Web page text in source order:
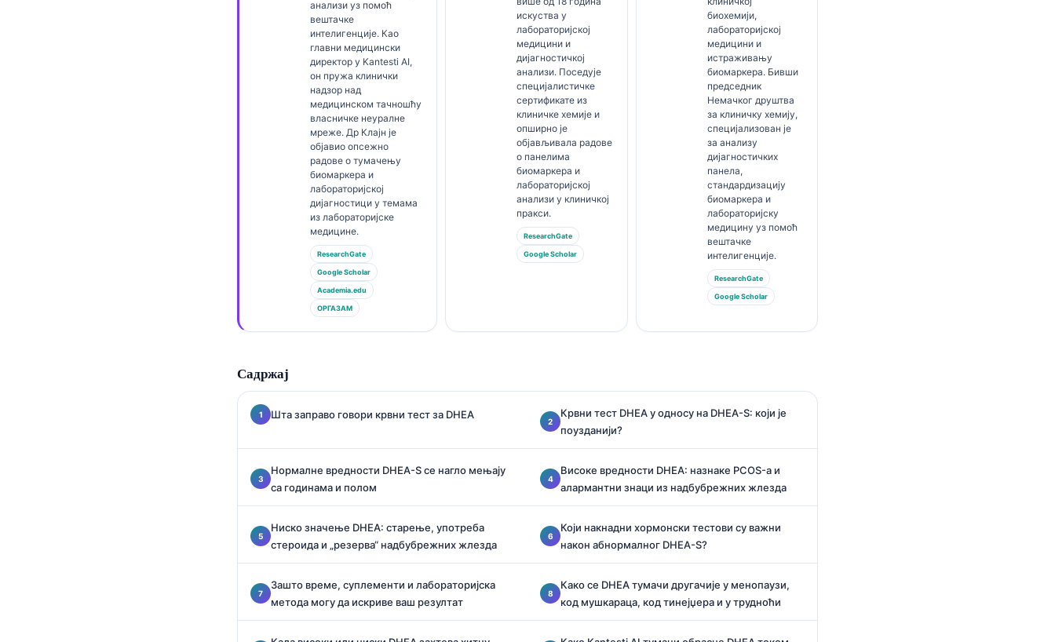
анализи уз помоћ
вештачке
интелигенције. Као
главни медицински
директор у Kantesti AI,
он пружа клинички
надзор над
медицинском тачношћу
власничке неуралне
мреже. Др Клајн је
објавио опсежно
радове о тумачењу
биомаркера и
лабораторијској
дијагностици у темама
из лабораторијске
медицине.
ResearchGate
Google Scholar
Academia.edu
ОРГАЗАМ
искуства у
лабораторијској
медицини и
дијагностичкој
анализи. Поседује
специјалистичке
сертификате из
клиничке хемије и
опширно је
објављивала радове
о панелима
биомаркера и
лабораторијској
анализи у клиничкој
пракси.
ResearchGate
Google Scholar
биохемији,
лабораторијској
медицини и
истраживању
биомаркера. Бивши
председник
Немачког друштва
за клиничку хемију,
специјализован је
за анализу
дијагностичких
панела,
стандардизацију
биомаркера и
лабораторијску
медицину уз помоћ
вештачке
интелигенције.
ResearchGate
Google Scholar
Садржај
Шта заправо говори крвни тест за DHEA
Крвни тест DHEA у односу на DHEA-S: који је
поузданији?
Нормалне вредности DHEA-S се нагло мењају
са годинама и полом
Високе вредности DHEA: назнаке PCOS-а и
алармантни знаци из надбубрежних жлезда
Ниско значење DHEA: старење, употреба
стероида и „резерва“ надбубрежних жлезда
Који накнадни хормонски тестови су важни
након абнормалног DHEA-S?
Зашто време, суплементи и лабораторијска
метода могу да искриве ваш резултат
Како се DHEA тумачи другачије у менопаузи,
код мушкараца, код тинејџера и у трудноћи